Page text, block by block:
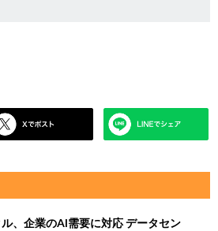
、企業のAI需要に対応 データセン